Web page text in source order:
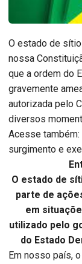
O estado de
nossa
que a ordem do
gravemente
autorizada pelo
diversos
Acesse
surgimento e
O estado de
parte de
em
utilizado pelo
do Estado
Em nosso país,